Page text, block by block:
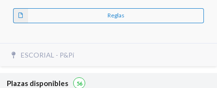
Reglas
ESCORIAL - P&Pi
Plazas disponibles 56